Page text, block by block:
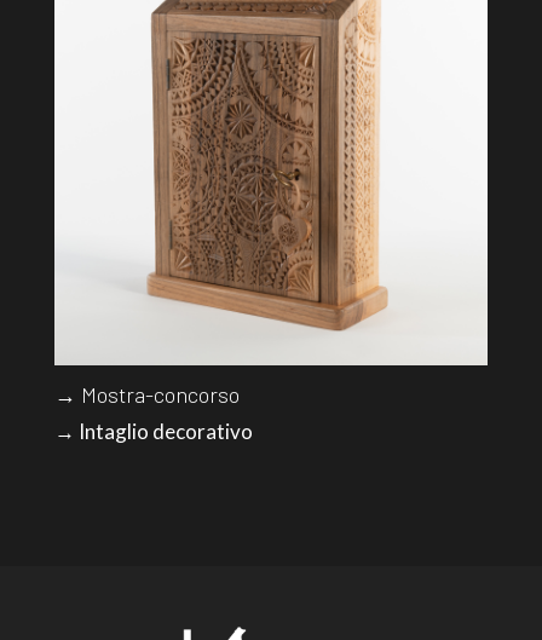
→ Mostra-concorso
→ Intaglio decorativo